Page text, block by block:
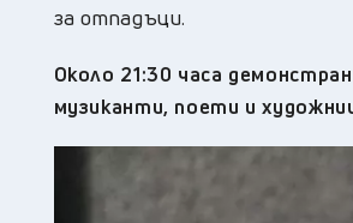
за отпадъци.
Около 21:30 часа
музиканти, поети и